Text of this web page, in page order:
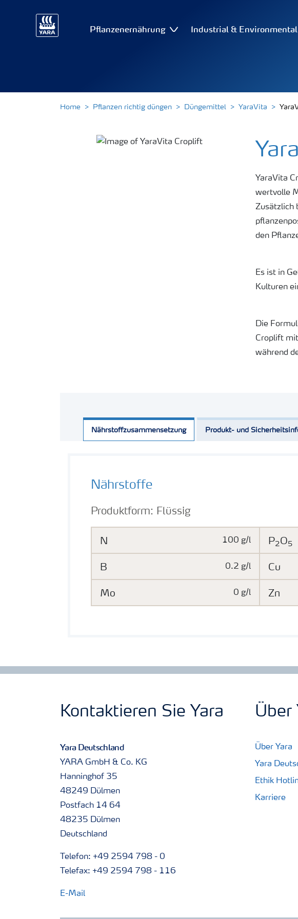
Pflanzenernährung Industrial &
Home Pflanzen richtig düngen Düngemittel YaraVita
YaraVita
wertvolle
Zusätzlich
den
Es ist in
Kulturen
Die
Croplift
während
Nährstoffzusammensetzung Produkt- und
Nährstoffe
N 100 g/l P2 O5
B 0.2 g/l Cu
Mo 0 g/l Zn
Produktform: Flüssig
Kontaktieren Sie Yara
Yara Deutschland
YARA GmbH & Co. KG
Hanninghof 35
48249 Dülmen
Postfach 14 64
48235 Dülmen
Deutschland
Telefon: +49 2594 798 - 0
Telefax: +49 2594 798 - 116
E-Mail
Über
Über Yara
Yara
Ethik
Karriere